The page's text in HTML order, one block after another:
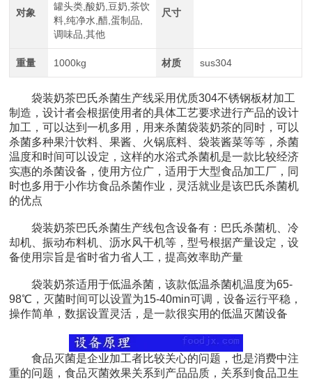
对象
罐头类,酸奶,豆奶,茶饮
料,纯净水,醋,蛋制品,
调味品,其他
尺寸
重量 1000kg 材质 sus304
袋装奶茶巴氏杀菌生产线采用优质304不锈钢板材加工
制造，设计者会根据使用者的具体工艺要求进行产品的设计
加工，可以达到一机多用，用来杀菌袋装奶茶的同时，可以
杀菌多种果汁饮料、果酱、火锅底料、袋装酱菜等等，杀菌
温度和时间可以设定，这样的水浴式杀菌机是一款比较经济
实惠的杀菌设备，使用方位广，适用于大型食品加工厂，同
时也多用于小作坊食品杀菌作业，灵活就业是该巴氏杀菌机
的优点
袋装奶茶巴氏杀菌生产线包含设备有：巴氏杀菌机、冷
却机、振动布料机、沥水风干机等，型号根据产量设定，设
备使用宗旨是省时省力省人工，提高效率助产量
袋装奶茶适用于低温杀菌，该款低温杀菌机温度为65-
98℃，灭菌时间可以设置为15-40min可调，设备运行平稳，
操作简单，数据设置灵活，是一款很实用的低温灭菌设备
食品灭菌是企业加工者比较关心的问题，也是消费中注
重的问题，食品灭菌效果关系到产品品质，关系到食品卫生